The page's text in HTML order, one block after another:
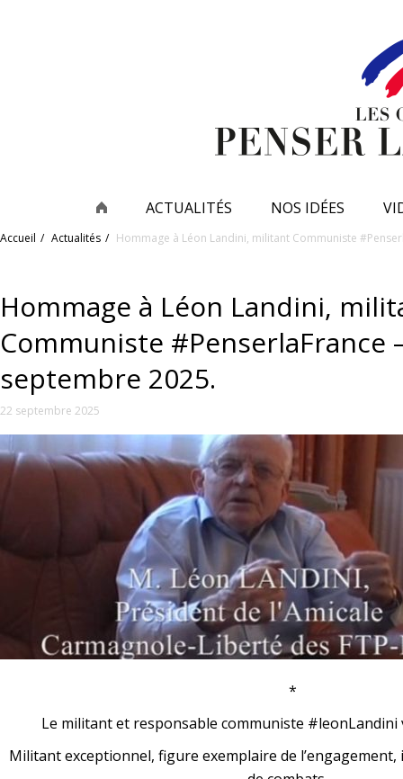
ACTUALITÉS NOS IDÉES
Accueil Actualités Hommage à Léon Landini, militant Communiste
Hommage à Léon Landini,
Communiste #PenserlaFrance
septembre 2025.
22 septembre 2025
*
Le militant et responsable communiste
Militant exceptionnel, figure exemplaire de